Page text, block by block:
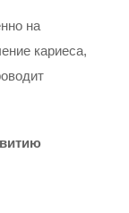
на
кариеса,